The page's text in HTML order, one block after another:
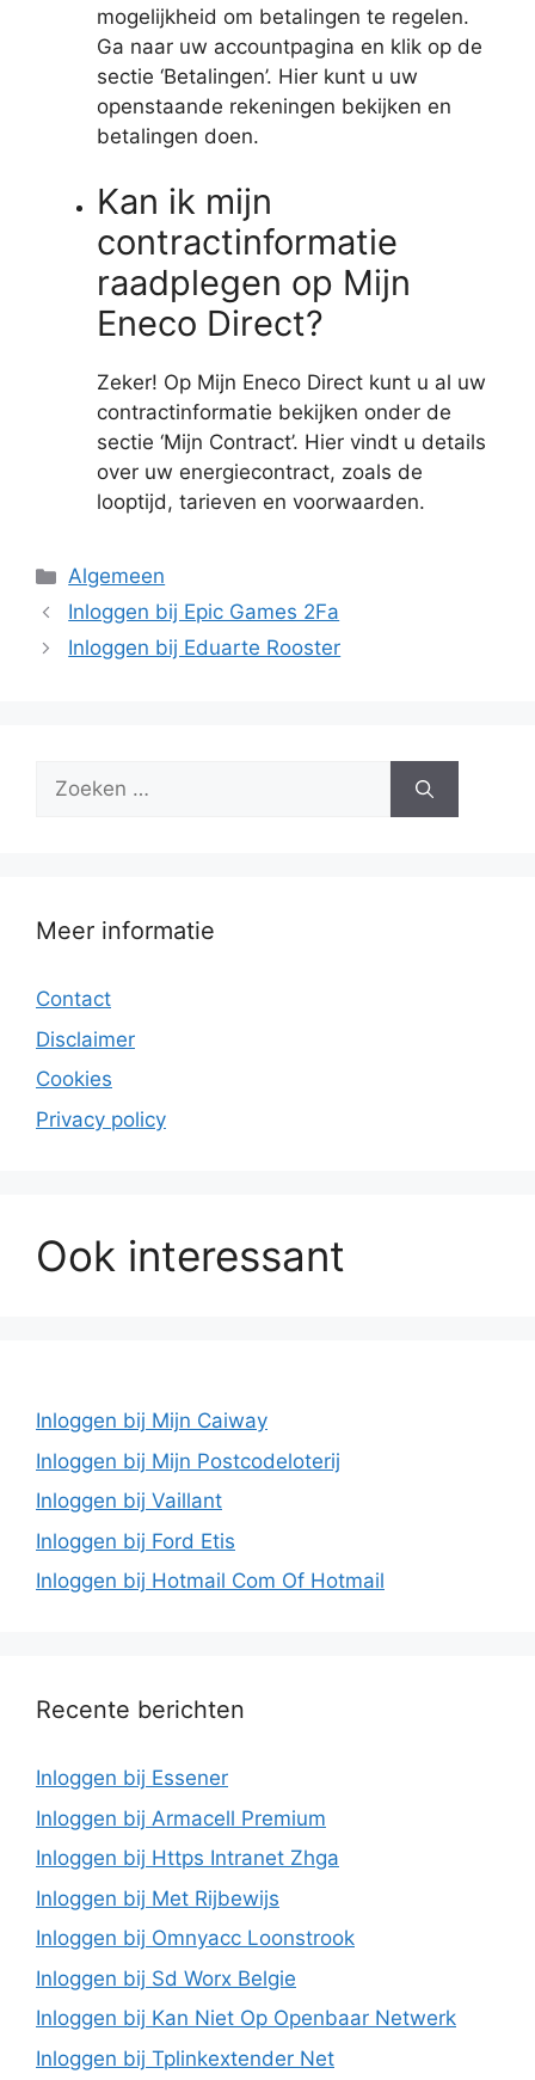
mogelijkheid om betalingen te regelen.
Ga naar uw accountpagina en klik op de
sectie ‘Betalingen’. Hier kunt u uw
openstaande rekeningen bekijken en
betalingen doen.
Kan ik mijn
contractinformatie
raadplegen op Mijn
Eneco Direct?
Zeker! Op Mijn Eneco Direct kunt u al uw
contractinformatie bekijken onder de
sectie ‘Mijn Contract’. Hier vindt u details
over uw energiecontract, zoals de
looptijd, tarieven en voorwaarden.
Categorieën
Algemeen
Inloggen bij Epic Games 2Fa
Inloggen bij Eduarte Rooster
Zoek
Meer informatie
Contact
Disclaimer
Cookies
Privacy policy
Ook interessant
Inloggen bij Mijn Caiway
Inloggen bij Mijn Postcodeloterij
Inloggen bij Vaillant
Inloggen bij Ford Etis
Inloggen bij Hotmail Com Of Hotmail
Recente berichten
Inloggen bij Essener
Inloggen bij Armacell Premium
Inloggen bij Https Intranet Zhga
Inloggen bij Met Rijbewijs
Inloggen bij Omnyacc Loonstrook
Inloggen bij Sd Worx Belgie
Inloggen bij Kan Niet Op Openbaar Netwerk
Inloggen bij Tplinkextender Net